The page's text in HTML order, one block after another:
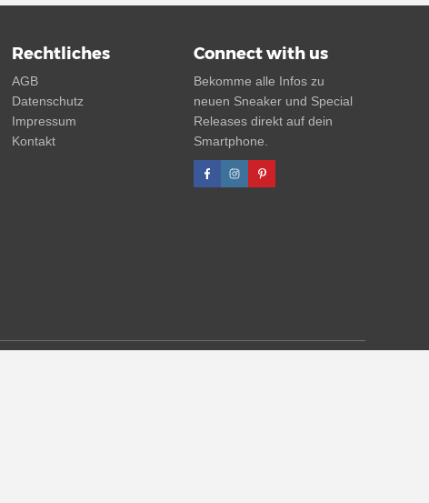
Rechtliches
AGB
Datenschutz
Impressum
Kontakt
Connect with us
Bekomme alle Infos zu
neuen Sneaker und Special
Releases direkt auf dein
Smartphone.